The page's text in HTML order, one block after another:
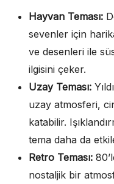
Hayvan Teması:
sevenler için
ve desenleri ile
ilgisini çeker.
Uzay Teması:
uzay atmosferi,
katabilir.
tema daha da
Retro Teması:
nostaljik bir